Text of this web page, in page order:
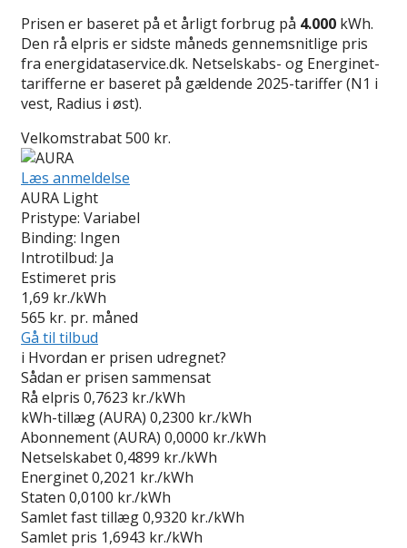
Prisen er baseret på et årligt forbrug på 4.000 kWh.
Den rå elpris er sidste måneds gennemsnitlige pris
fra energidataservice.dk. Netselskabs- og Energinet-
tarifferne er baseret på gældende 2025-tariffer (N1 i
vest, Radius i øst).
Velkomstrabat 500 kr.
Læs anmeldelse
AURA Light
Pristype: Variabel
Binding: Ingen
Introtilbud: Ja
Estimeret pris
1,69 kr./kWh
565 kr. pr. måned
Gå til tilbud
i Hvordan er prisen udregnet?
Sådan er prisen sammensat
Rå elpris 0,7623 kr./kWh
kWh-tillæg (AURA) 0,2300 kr./kWh
Abonnement (AURA) 0,0000 kr./kWh
Netselskabet0,4899 kr./kWh
Energinet0,2021 kr./kWh
Staten 0,0100 kr./kWh
Samlet fast tillæg0,9320 kr./kWh
Samlet pris 1,6943 kr./kWh